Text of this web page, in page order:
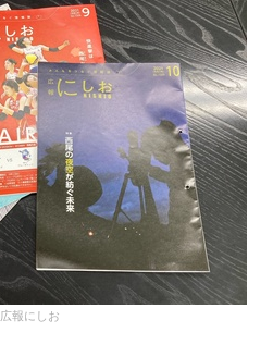
広報にしお